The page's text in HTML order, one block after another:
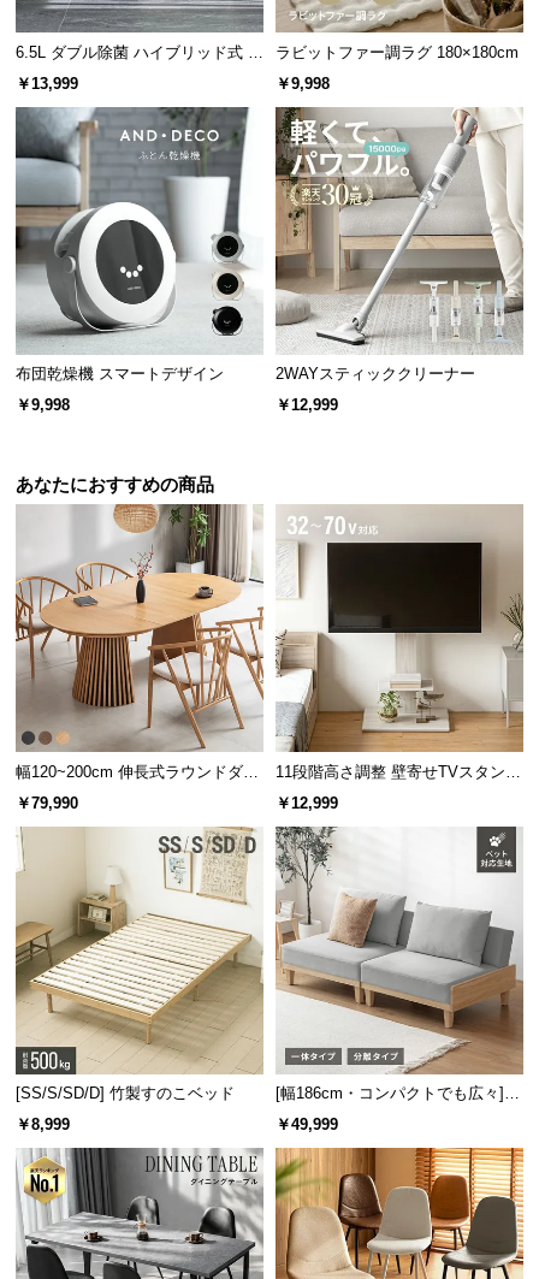
セ
ル
に
つ
い
て
保
証
に
つ
い
て
会
約
い
て
お
サ
ポ
お
知
ら
ブ
ロ
グ
企
業
6.5L ダブル除菌 ハイブリッド式 U
Vライト+ヒーター除菌機能付き
￥13,999
ラビットファー調ラグ 180×180cm
￥9,998
布団乾燥機 スマートデザイン
￥9,998
2WAYスティッククリーナー
￥12,999
あなたにおすすめの商品
幅120~200cm 伸長式ラウンドダイ
ニングテーブル 6人掛け 天然木突
￥79,990
11段階高さ調整 壁寄せTVスタンド
キャスター付き 上下左右角度調節
￥12,999
[SS/S/SD/D] 竹製すのこベッド
￥8,999
[幅186cm・コンパクトでも広々] 3
人掛けソファベッド リクライニン
￥49,999